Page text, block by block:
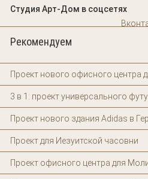
Студия Арт-Дом в соцсетях
Рекомендуем
Проект нового офисного центра
3 в 1: проект универсального
Проект нового здания Adidas в
Проект для Иезуитской часовни
Проект офисного центра для